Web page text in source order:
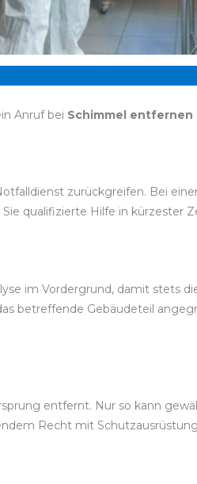
Anruf bei Schimmel entfernen
zurückgreifen. Bei
qualifizierte Hilfe in kürzester
im Vordergrund, damit stets
betreffende Gebäudeteil
entfernt. Nur so kann
Recht mit